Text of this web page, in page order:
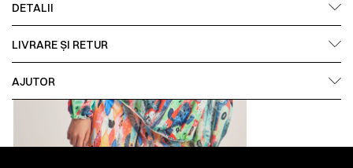
DETALII
LIVRARE ȘI RETUR
AJUTOR